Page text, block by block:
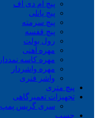
پیچ ام دی اف
پیچ پانلی
پیچ سرمته
پیچ قفسه
رول بولت
مهره آهنی
مهره کاسه نمددار
مهره واشردار
واشر فنری
پیچ متری
تجهیزات تعمیرگاهی
سری گریس پمپ
چسب